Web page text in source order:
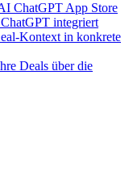
ChatGPT App Store
integriert
Kontext in konkrete
Deals über die